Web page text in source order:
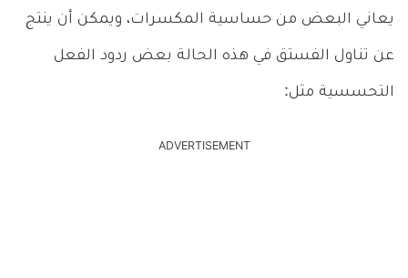
يعاني البعض من حساسية المكسرات، ويمكن أن ينتج
عن تناول الفستق في هذه الحالة بعض ردود الفعل
التحسسية مثل:
ADVERTISEMENT